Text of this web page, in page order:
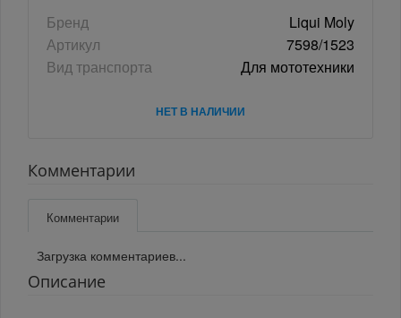
Бренд
Liqui Moly
Артикул
7598/1523
Вид транспорта
Для мототехники
НЕТ В НАЛИЧИИ
Комментарии
Комментарии
Загрузка комментариев...
Описание